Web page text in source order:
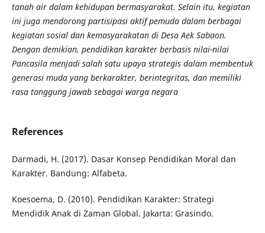
tanah air dalam kehidupan bermasyarakat. Selain itu, kegiatan
ini juga mendorong partisipasi aktif pemuda dalam berbagai
kegiatan sosial dan kemasyarakatan di Desa Aek Sabaon.
Dengan demikian, pendidikan karakter berbasis nilai-nilai
Pancasila menjadi salah satu upaya strategis dalam membentuk
generasi muda yang berkarakter, berintegritas, dan memiliki
rasa tanggung jawab sebagai warga negara
References
Darmadi, H. (2017). Dasar Konsep Pendidikan Moral dan
Karakter. Bandung: Alfabeta.
Koesoema, D. (2010). Pendidikan Karakter: Strategi
Mendidik Anak di Zaman Global. Jakarta: Grasindo.